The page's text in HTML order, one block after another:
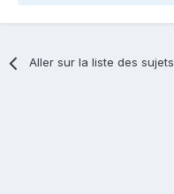
Aller sur la liste des sujets